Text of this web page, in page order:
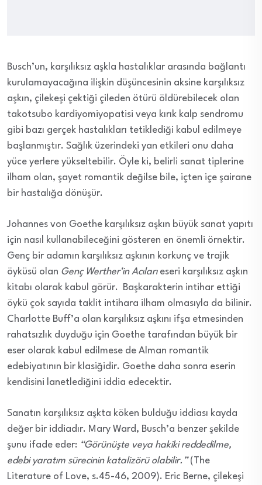
Busch’un, karşılıksız aşkla hastalıklar arasında bağlantı
kurulamayacağına ilişkin düşüncesinin aksine karşılıksız
aşkın, çilekeşi çektiği çileden ötürü öldürebilecek olan
takotsubo kardiyomiyopatisi veya kırık kalp sendromu
gibi bazı gerçek hastalıkları tetiklediği kabul edilmeye
başlanmıştır. Sağlık üzerindeki yan etkileri onu daha
yüce yerlere yükseltebilir. Öyle ki, belirli sanat tiplerine
ilham olan, şayet romantik değilse bile, içten içe şairane
bir hastalığa dönüşür.
Johannes von Goethe karşılıksız aşkın büyük sanat yapıtı
için nasıl kullanabileceğini gösteren en önemli örnektir.
Genç bir adamın karşılıksız aşkının korkunç ve trajik
öyküsü olan Genç Werther’in Acılarıeseri karşılıksız aşkın
kitabı olarak kabul görür. Başkarakterin intihar ettiği
öykü çok sayıda taklit intihara ilham olmasıyla da bilinir.
Charlotte Buff’a olan karşılıksız aşkını ifşa etmesinden
rahatsızlık duyduğu için Goethe tarafından büyük bir
eser olarak kabul edilmese de Alman romantik
edebiyatının bir klasiğidir. Goethe daha sonra eserin
kendisini lanetlediğini iddia edecektir.
Sanatın karşılıksız aşkta köken bulduğu iddiası kayda
değer bir iddiadır. Mary Ward, Busch’a benzer şekilde
şunu ifade eder: “Görünüşte veya hakiki reddedilme,
edebi yaratım sürecinin katalizörü olabilir.”(The
Literature of Love, s.45-46, 2009). Eric Berne, çilekeşi